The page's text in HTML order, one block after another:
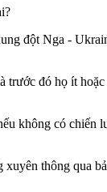
đột Nga -
đó họ ít
không có chiến
thông qua